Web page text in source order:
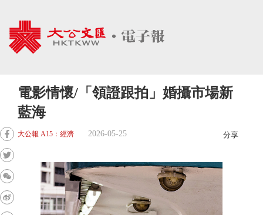
電影情懷/「領證跟拍」婚攝市場新
藍海
大公報 A15：經濟 2026-05-25 分享